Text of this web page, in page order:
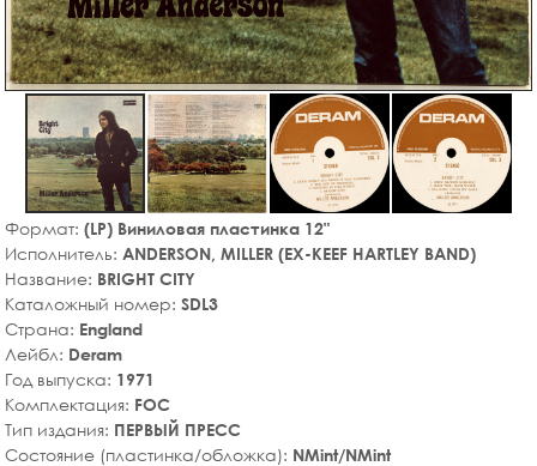
Формат: (LP) Виниловая пластинка 12"
Исполнитель: ANDERSON, MILLER (EX-KEEF HARTLEY BAND)
Название: BRIGHT CITY
Каталожный номер: SDL3
Страна: England
Лейбл: Deram
Год выпуска: 1971
Комплектация: FOC
Тип издания: ПЕРВЫЙ ПРЕСС
Состояние (пластинка/обложка): NMint/NMint